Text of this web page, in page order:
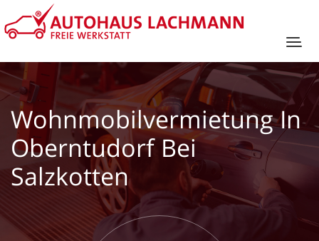
Wohnmobilvermietung In
Oberntudorf Bei
Salzkotten